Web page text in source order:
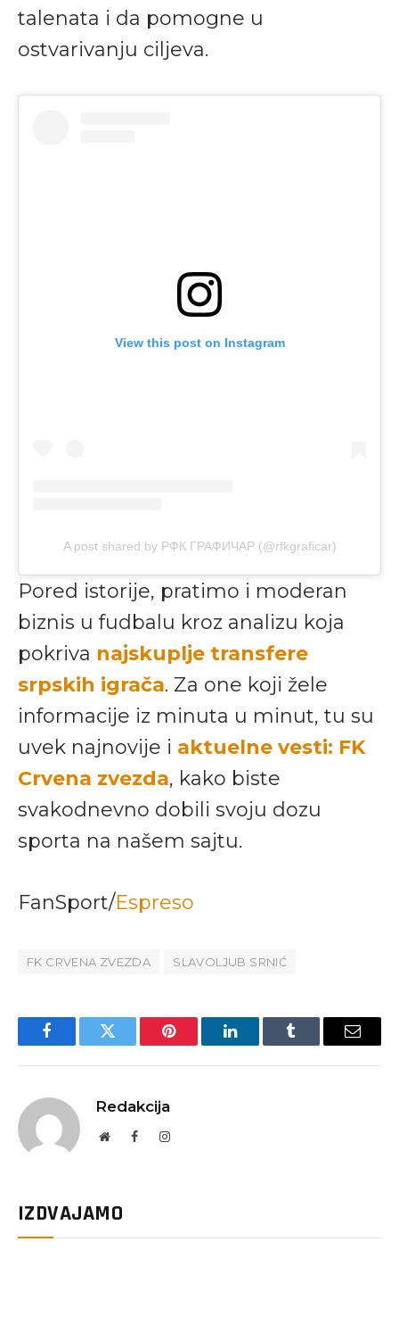
talenata i da pomogne u
ostvarivanju ciljeva.
View this post on Instagram
A post shared by РФК ГРАФИЧАР (@rfkgraficar)
Pored istorije, pratimo i moderan
biznis u fudbalu kroz analizu koja
pokriva najskuplje transfere
srpskih igrača. Za one koji žele
informacije iz minuta u minut, tu su
uvek najnovije i aktuelne vesti: FK
Crvena zvezda, kako biste
svakodnevno dobili svoju dozu
sporta na našem sajtu.
FanSport/Espreso
FK CRVENA ZVEZDA SLAVOLJUB SRNIĆ
FacebookTwitter Pinterest LinkedInTumblr Email
Redakcija
WebsiteFacebookInstagram
IZDVAJAMO